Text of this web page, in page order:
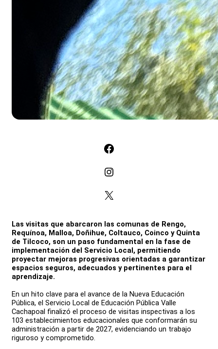
Facebook
Instagram
X
Las visitas que abarcaron las comunas de Rengo,
Requínoa, Malloa, Doñihue, Coltauco, Coinco y Quinta
de Tilcoco, son un paso fundamental en la fase de
implementación del Servicio Local, permitiendo
proyectar mejoras progresivas orientadas a garantizar
espacios seguros, adecuados y pertinentes para el
aprendizaje.
En un hito clave para el avance de la Nueva Educación
Pública, el Servicio Local de Educación Pública Valle
Cachapoal finalizó el proceso de visitas inspectivas a los
103 establecimientos educacionales que conformarán su
administración a partir de 2027, evidenciando un trabajo
riguroso y comprometido.